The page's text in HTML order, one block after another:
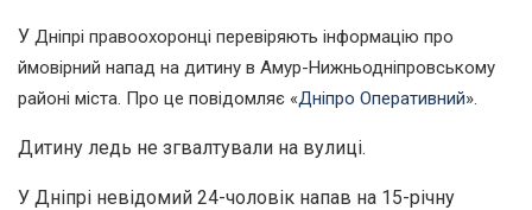
У Дніпрі правоохоронці перевіряють інформацію про
ймовірний напад на дитину в Амур-Нижньодніпровському
районі міста. Про це повідомляє «Дніпро Оперативний».
Дитину ледь не згвалтували на вулиці.
У Дніпрі невідомий 24-чоловік напав на 15-річну